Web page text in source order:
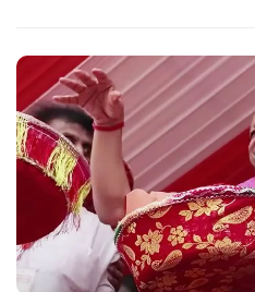
मुख्य सचिव, माध्यमिक शिक्षा, पार्थ
सचिव, उत्तर प्रदेश शासन, की ओर से
निर्देश में कहा गया है कि प्रत्येक
आईएफएस के युवा अधिकारी हर माह
के विद्यालय का भ्रमण कर विद्यार्थियों